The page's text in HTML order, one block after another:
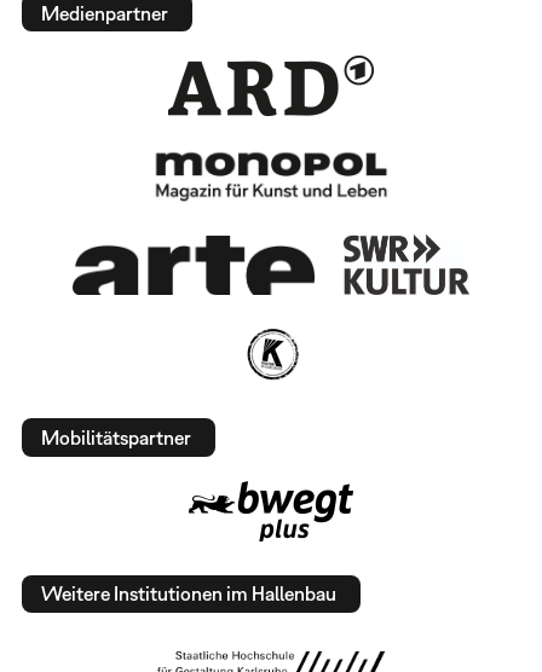
Medienpartner
Mobilitätspartner
Weitere Institutionen im Hallenbau